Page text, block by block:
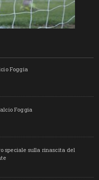
Foggia
Foggia
speciale sulla rinascita del